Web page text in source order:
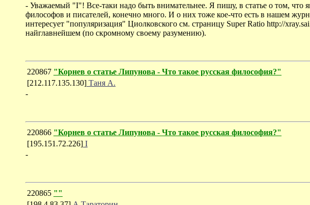
- Уважаемый "I"! Все-таки надо быть внимательнее. Я пишу, в статье о том, что
философов и писателей, конечно много. И о них тоже кое-что есть в нашем
интересует "популяризация" Циолковского см. страницу Super Ratio http://
найглавнейшем (по скромному своему разумению).
220867 "Корнев о статье Липунова - Что такое русская философия?"
[212.117.135.130] Таня А.
-
220866 "Корнев о статье Липунова - Что такое русская философия?"
[195.151.72.226] I
-
220865 ""